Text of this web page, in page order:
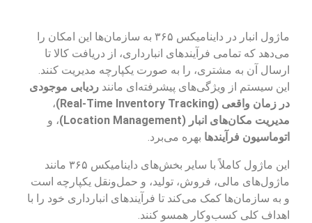
ماژول انبار در داینامیکس ۳۶۵ به سازمان‌ها این امکان را
می‌دهد که تمامی فرآیندهای انبارداری، از دریافت کالا تا
ارسال آن به مشتری، را به صورت یکپارچه مدیریت کنند.
این سیستم از ویژگی‌های پیشرفته‌ای مانندردیابی موجودی
در زمان واقعی (Real-Time Inventory Tracking)
،
مدیریت مکان‌های انبار (Location Management)
، و
اتوماسیون فرآیندها بهره می‌برد.
این ماژول کاملاً با سایر بخش‌های داینامیکس ۳۶۵ مانند
ماژول‌های مالی، فروش، تولید، و حمل‌ونقل یکپارچه است
و به سازمان‌ها کمک می‌کند تا فرآیندهای انبارداری خود را با
اهداف کلی کسب‌وکار همسو کنند.